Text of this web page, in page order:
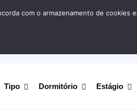
Tipo Dormitório Estágio
com o armazenamento de